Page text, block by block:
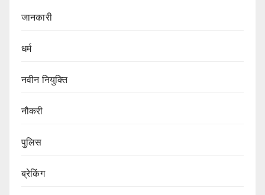
जानकारी
धर्म
नवीन नियुक्ति
नौकरी
पुलिस
ब्रेकिंग